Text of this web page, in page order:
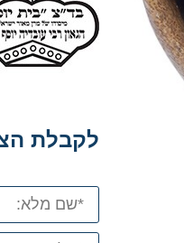
לקבלת